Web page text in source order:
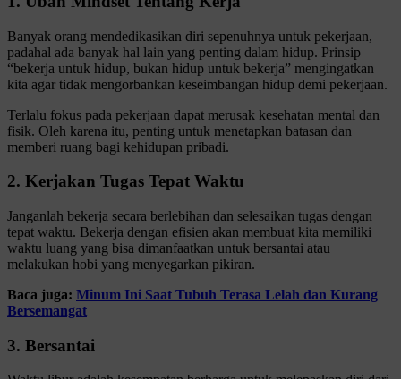
Banyak orang mendedikasikan diri sepenuhnya untuk pekerjaan,
padahal ada banyak hal lain yang penting dalam hidup. Prinsip
“bekerja untuk hidup, bukan hidup untuk bekerja” mengingatkan
kita agar tidak mengorbankan keseimbangan hidup demi pekerjaan.
Terlalu fokus pada pekerjaan dapat merusak kesehatan mental dan
fisik. Oleh karena itu, penting untuk menetapkan batasan dan
memberi ruang bagi kehidupan pribadi.
2. Kerjakan Tugas Tepat Waktu
Janganlah bekerja secara berlebihan dan selesaikan tugas dengan
tepat waktu. Bekerja dengan efisien akan membuat kita memiliki
waktu luang yang bisa dimanfaatkan untuk bersantai atau
melakukan hobi yang menyegarkan pikiran.
Baca juga: Minum Ini Saat Tubuh Terasa Lelah dan Kurang
Bersemangat
3. Bersantai